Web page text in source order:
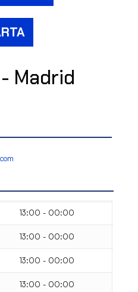
Madrid
13:00 - 00:00
13:00 - 00:00
13:00 - 00:00
13:00 - 00:00